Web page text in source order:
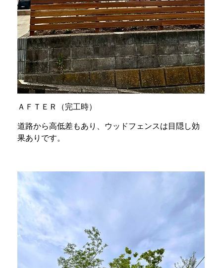
ＡＦＴＥＲ（完工時）
道路から高低差もあり、ウッドフェンスは目隠し効
果ありです。